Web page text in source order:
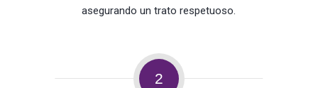
asegurando un trato respetuoso.
2